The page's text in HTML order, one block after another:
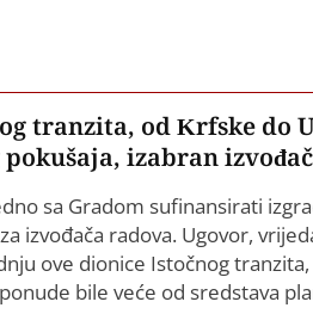
tranzita, od Krfske do
izabran
sa Gradom sufinansirati
izvođača radova. Ugovor,
ove dionice Istočnog
bile veće od sredstava